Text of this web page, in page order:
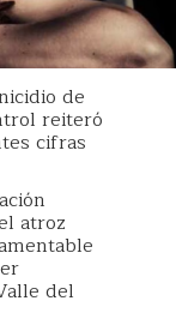
de
reiteró
cifras
atroz
del